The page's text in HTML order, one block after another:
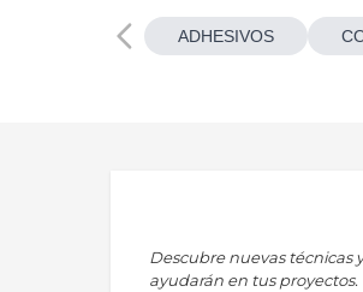
ADHESIVOS
Descubre nuevas técnicas
ayudarán en tus proyectos.